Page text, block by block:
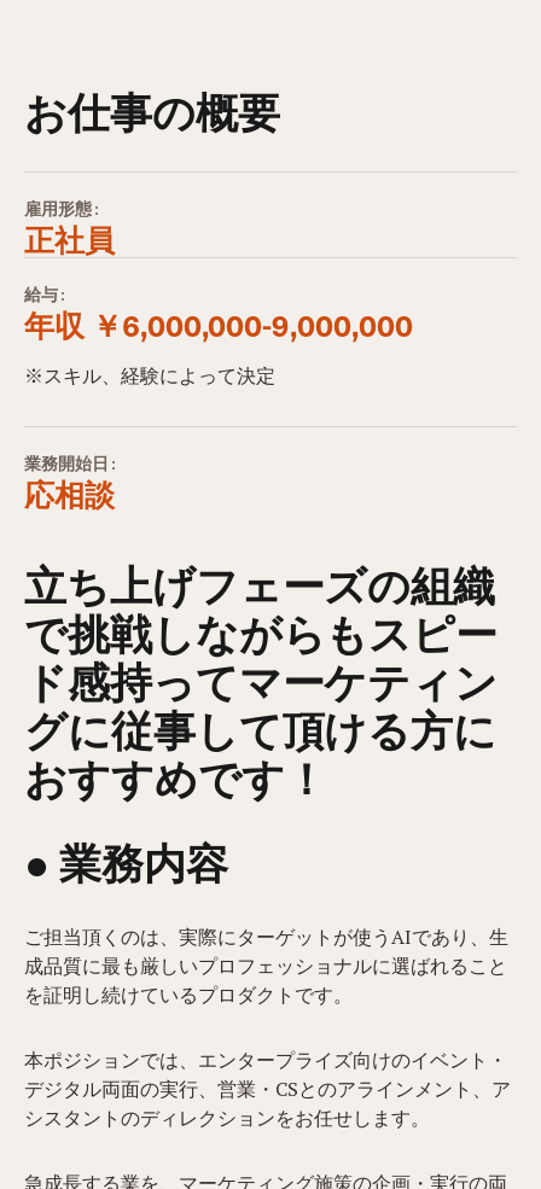
お仕事の概要
雇用形態:
正社員
給与:
年収 ￥6,000,000-9,000,000
※スキル、経験によって決定
業務開始日:
応相談
立ち上げフェーズの組織
で挑戦しながらもスピー
ド感持ってマーケティン
グに従事して頂ける方に
おすすめです！
● 業務内容​
ご担当頂くのは、実際にターゲットが使うAIであり、生
成品質に最も厳しいプロフェッショナルに選ばれること
を証明し続けているプロダクトです。
本ポジションでは、エンタープライズ向けのイベント・
デジタル両面の実行、営業・CSとのアラインメント、ア
シスタントのディレクションをお任せします。
急成長する業を、マーケティング施策の企画・実行の両